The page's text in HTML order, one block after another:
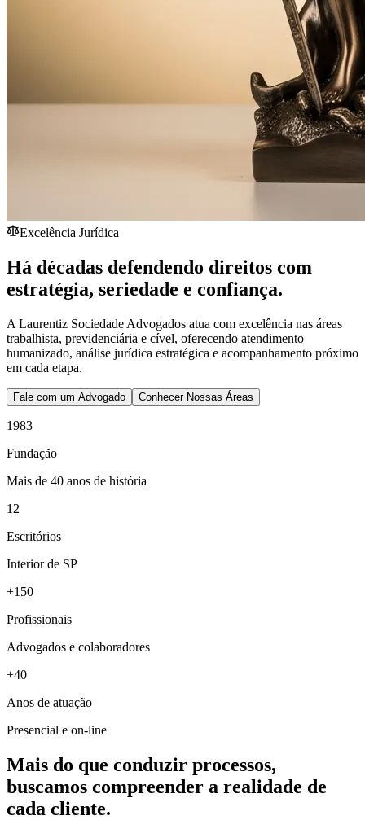
Excelência Jurídica
Há décadas defendendo direitos com
estratégia, seriedade e confiança.
A Laurentiz Sociedade Advogados atua com excelência nas áreas
trabalhista, previdenciária e cível, oferecendo atendimento
humanizado, análise jurídica estratégica e acompanhamento próximo
em cada etapa.
Fale com um Advogado Conhecer Nossas Áreas
1983
Fundação
Mais de 40 anos de história
12
Escritórios
Interior de SP
+150
Profissionais
Advogados e colaboradores
+40
Anos de atuação
Presencial e on-line
Mais do que conduzir processos,
buscamos compreender a realidade de
cada cliente.